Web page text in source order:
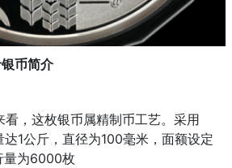
币简介
，这枚银币属精制币工艺。采用
1公斤，直径为100毫米，面额设定
量为6000枚